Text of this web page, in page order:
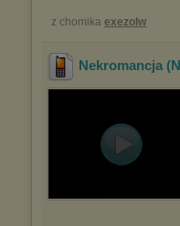
z chomika exezolw
Nekromancja